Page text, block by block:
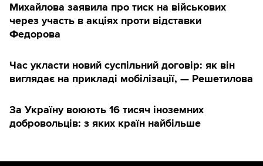
Михайлова заявила про тиск на військових
через участь в акціях проти відставки
Федорова
Час укласти новий суспільний договір: як він
виглядає на прикладі мобілізації, — Решетилова
За Україну воюють 16 тисяч іноземних
добровольців: з яких країн найбільше